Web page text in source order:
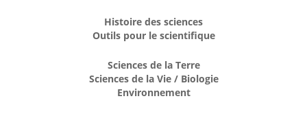
Histoire des sciences
Outils pour le scientifique
Sciences de la Terre
Sciences de la Vie / Biologie
Environnement